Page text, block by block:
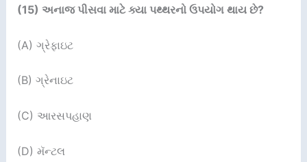
(15) અનાજ પીસવા માટે ક્યા પથ્થરનો ઉપયોગ થાય છે?
(A) ગ્રેફાઇટ
(B) ગ્રેનાઇટ
(C) આરસપહાણ
(D) મૅન્ટલ